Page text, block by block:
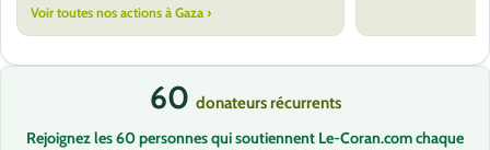
Voir toutes nos actions à Gaza ›
60 donateurs récurrents
Rejoignez les 60 personnes qui soutiennent Le-Coran.com chaque